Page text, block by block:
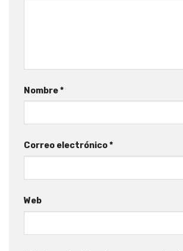
Nombre*
Correo electrónico*
Web